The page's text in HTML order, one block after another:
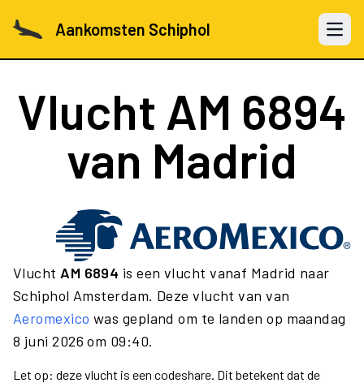
Aankomsten Schiphol Open
Vlucht AM 6894
van Madrid
Vlucht AM 6894 is een vlucht vanaf Madrid naar
Schiphol Amsterdam. Deze vlucht van van
Aeromexico was gepland om te landen op maandag
8 juni 2026 om 09:40.
Let op: deze vlucht is een codeshare. Dit betekent dat de